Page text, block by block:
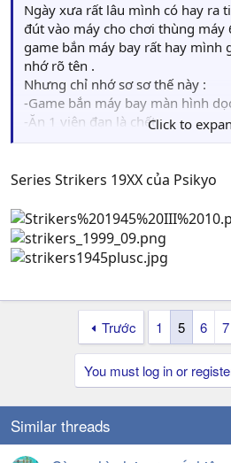
Ngày xưa rất lâu mình có hay ra
đút vào máy cho chơi thùng máy
game bắn máy bay rất hay mình
nhớ rõ tên .
Nhưng chỉ nhớ sơ sơ thế này :
-Game bắn máy bay màn hình
-Ăn 1 viên đạn là chết ..
-Có nhiều máy bay để chọn ...
thì nó alo gọi 1 chiếc máy bay
mất mỗi chiếc máy bay gọi
khác nhau ..
Mình muốn tìm lại tên game này
giả lập chơi . Các bạn ai biết thì
Click to
Series Strikers 19XX của Psikyo
Trước 1 5 6 7
You must log in or
Similar threads